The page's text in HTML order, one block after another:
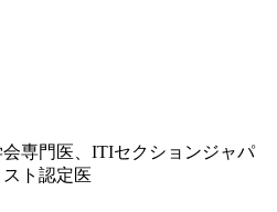
専門医、ITIセクションジャパ
ト認定医